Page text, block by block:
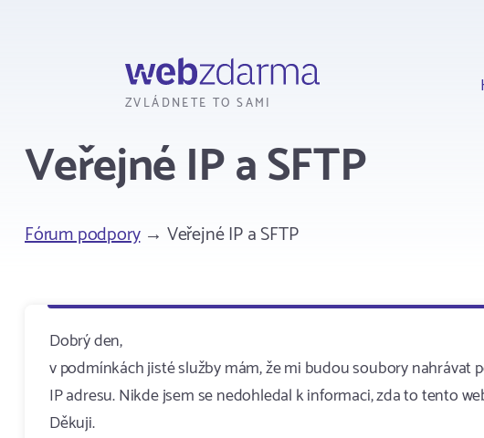
ZVLÁDNETE TO SAMI
Veřejné IP a SFTP
Fórum podpory→ Veřejné IP a SFTP
Dobrý den,
v podmínkách jisté služby mám, že mi budou soubory
IP adresu. Nikde jsem se nedohledal k informaci, zda to tento
Děkuji.